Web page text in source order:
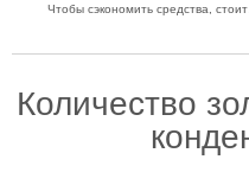
Чтобы сэкономить средства,
Количество